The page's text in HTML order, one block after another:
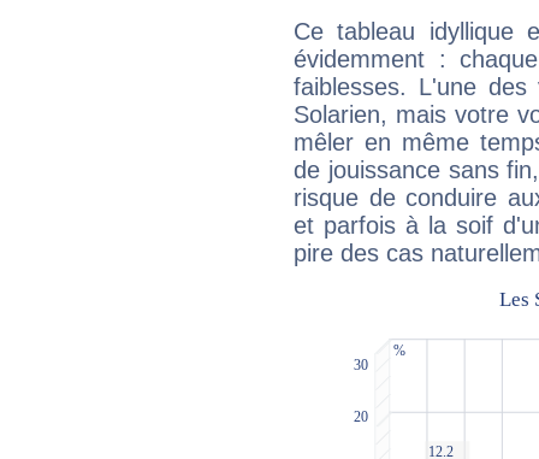
Ce tableau idyllique
évidemment :
faiblesses. L'une
Solarien, mais votre
mêler en même
de jouissance sans
risque de conduire
et parfois à la soif
pire des cas